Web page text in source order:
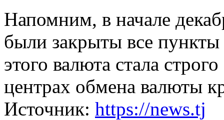
Напомним, в начале
были закрыты все
этого валюта стала
центрах обмена валюты
Источник: https://news.tj